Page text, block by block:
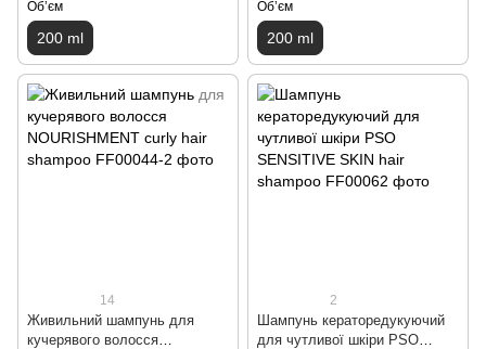
Обʼєм
200 ml
Обʼєм
200 ml
14
Живильний шампунь для
кучерявого волосся
2
Шампунь кераторедукуючий
для чутливої шкіри PSO